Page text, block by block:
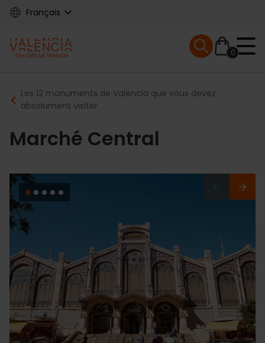
Skip
content
Français
Main
navigation
0
Mobile menu
Breadcrumb
Les 12 monuments de Valencia que vous devez
absolument visiter
Marché Central